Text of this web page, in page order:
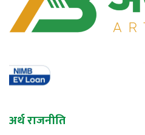
अर्थ राजनीति